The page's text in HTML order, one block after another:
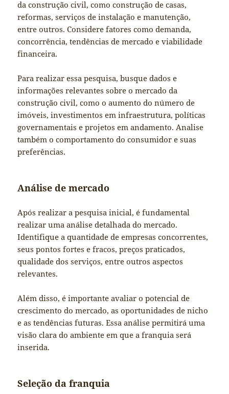
da construção civil, como construção de casas,
reformas, serviços de instalação e manutenção,
entre outros. Considere fatores como demanda,
concorrência, tendências de mercado e viabilidade
financeira.
Para realizar essa pesquisa, busque dados e
informações relevantes sobre o mercado da
construção civil, como o aumento do número de
imóveis, investimentos em infraestrutura, políticas
governamentais e projetos em andamento. Analise
também o comportamento do consumidor e suas
preferências.
Análise de mercado
Após realizar a pesquisa inicial, é fundamental
realizar uma análise detalhada do mercado.
Identifique a quantidade de empresas concorrentes,
seus pontos fortes e fracos, preços praticados,
qualidade dos serviços, entre outros aspectos
relevantes.
Além disso, é importante avaliar o potencial de
crescimento do mercado, as oportunidades de nicho
e as tendências futuras. Essa análise permitirá uma
visão clara do ambiente em que a franquia será
inserida.
Seleção da franquia